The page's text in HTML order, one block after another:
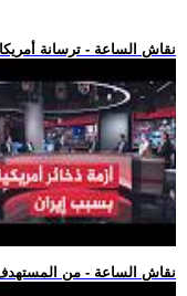
.. نقاش الساعة - ترسانة
.. نقاش الساعة - من